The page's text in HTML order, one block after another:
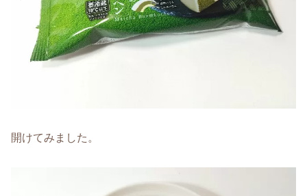
開けてみました。